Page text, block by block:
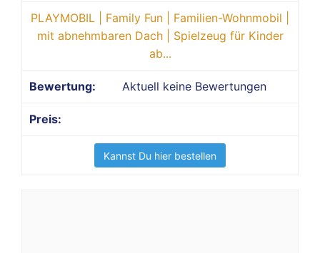
PLAYMOBIL | Family Fun | Familien-Wohnmobil |
mit abnehmbaren Dach | Spielzeug für Kinder
ab...
Aktuell keine Bewertungen
Kannst Du hier bestellen